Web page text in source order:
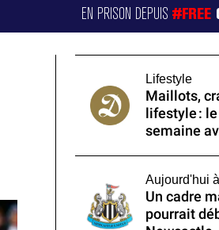
EN PRISON DEPUIS#FREE
Lifestyle
Maillots,
lifestyle :
semaine
Aujourd'hui
Un cadre
pourrait